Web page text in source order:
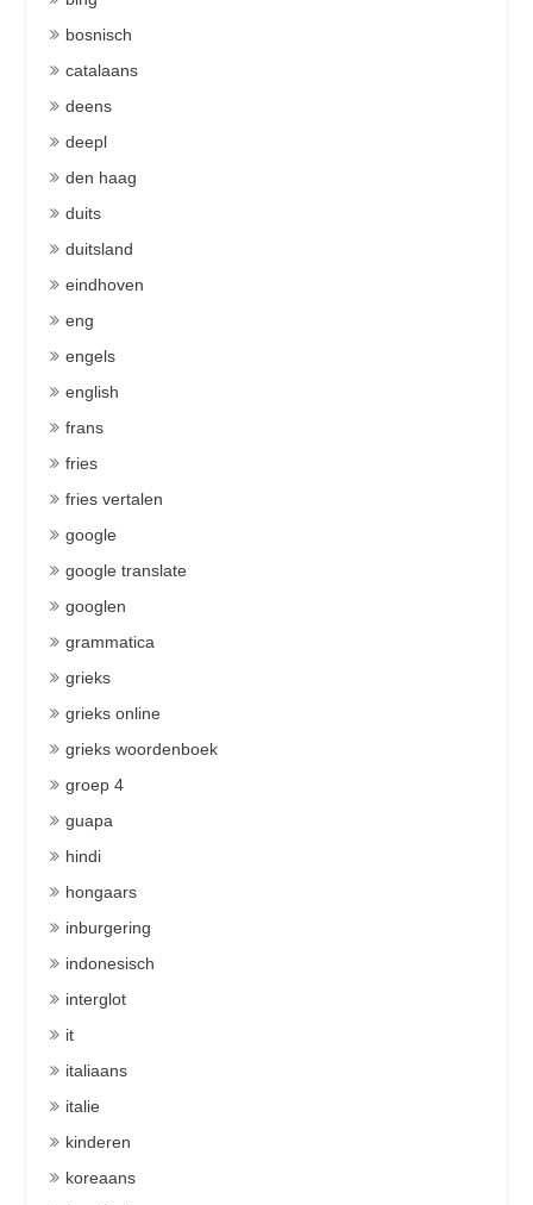
bosnisch
catalaans
deens
deepl
den haag
duits
duitsland
eindhoven
eng
engels
english
frans
fries
fries vertalen
google
google translate
googlen
grammatica
grieks
grieks online
grieks woordenboek
groep 4
guapa
hindi
hongaars
inburgering
indonesisch
interglot
it
italiaans
italie
kinderen
koreaans